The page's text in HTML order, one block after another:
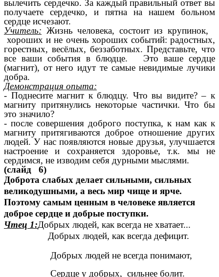
вылечить сердечко. За каждый правильный ответ вы
получаете сердечко, и пятна на нашем больном
сердце исчезают.
Учитель: Жизнь человека, состоит из крупинок,
хороших и не очень хороших событий: радостных,
горестных, весёлых, беззаботных. Представьте, что
все ваши события в блюдце. Это ваше сердце
(магнит), от него идут те самые невидимые лучики
добра.
Демонстрация опыта:
- Поднесите магнит к блюдцу. Что вы видите? – к
магниту притянулись некоторые частички. Что бы
это значило?
- после совершения доброго поступка, к нам как к
магниту притягиваются доброе отношение других
людей. У нас появляются новые друзья, улучшается
настроение и сохраняется здоровье, т.к. мы не
сердимся, не изводим себя дурными мыслями.
(слайд 6)
Доброта слабых делает сильными, сильных
великодушными, а весь мир чище и ярче.
Поэтому самым ценным в человеке является
доброе сердце и добрые поступки.
Чтец 1:Добрых людей, как всегда не хватает...
Добрых людей, как всегда дефицит.
Добрых людей не всегда понимают,
Сердце у добрых, сильнее болит.